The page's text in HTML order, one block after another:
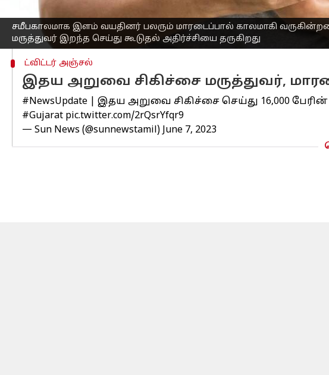
சமீபகாலமாக இளம் வயதினர் பலரும் மாரடைப்பால் காலமாகி
மருத்துவர் இறந்த செய்து கூடுதல் அதிர்ச்சியை தருகிறது
சென்றுள்ளார்.
ட்விட்டர் அஞ்சல்
இதய அறுவை சிகிச்சை மருத்துவர்,
#NewsUpdate | இதய அறுவை சிகிச்சை செய்து 16,000
#Gujarat pic.twitter.com/2rQsrYfqr9
— Sun News (@sunnewstamil) June 7, 2023